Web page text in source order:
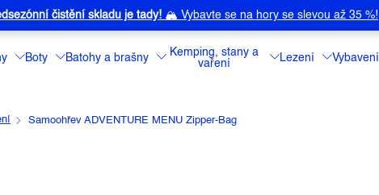
čistění skladu je tady! 🏔️ Vybavte se na hory se slevou až 35 %!
Boty Batohy a brašny
Kemping, stany a
vaření
Lezení Vybavení
Samoohřev ADVENTURE MENU Zipper-Bag